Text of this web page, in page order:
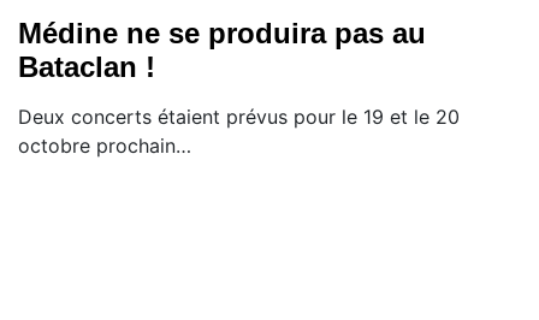
Médine ne se produira pas au
Bataclan !
Deux concerts étaient prévus pour le 19 et le 20
octobre prochain…